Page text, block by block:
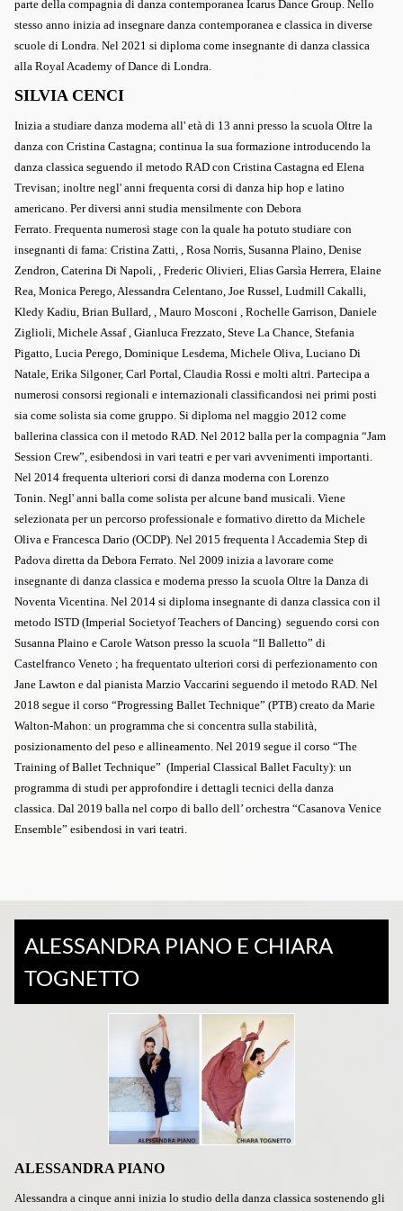
parte della compagnia di danza contemporanea Icarus Dance Group. Nello
stesso anno inizia ad insegnare danza contemporanea e classica in diverse
scuole di Londra. Nel 2021 si diploma come insegnante di danza classica
alla Royal Academy of Dance di Londra.
SILVIA CENCI
Inizia a studiare danza moderna all' età di 13 anni presso la scuola Oltre la
danza con Cristina Castagna; continua la sua formazione introducendo la
danza classica seguendo il metodo RAD con Cristina Castagna ed Elena
Trevisan; inoltre negl' anni frequenta corsi di danza hip hop e latino
americano. Per diversi anni studia mensilmente con Debora
Ferrato. Frequenta numerosi stage con la quale ha potuto studiare con
insegnanti di fama: Cristina Zatti, , Rosa Norris, Susanna Plaino, Denise
Zendron, Caterina Di Napoli, , Frederic Olivieri, Elias Garsìa Herrera, Elaine
Rea, Monica Perego, Alessandra Celentano, Joe Russel, Ludmill Cakalli,
Kledy Kadiu, Brian Bullard, , Mauro Mosconi , Rochelle Garrison, Daniele
Ziglioli, Michele Assaf , Gianluca Frezzato, Steve La Chance, Stefania
Pigatto, Lucia Perego, Dominique Lesdema, Michele Oliva, Luciano Di
Natale, Erika Silgoner, Carl Portal, Claudia Rossi e molti altri. Partecipa a
numerosi consorsi regionali e internazionali classificandosi nei primi posti
sia come solista sia come gruppo. Si diploma nel maggio 2012 come
ballerina classica con il metodo RAD. Nel 2012 balla per la compagnia “Jam
Session Crew”, esibendosi in vari teatri e per vari avvenimenti importanti.
Nel 2014 frequenta ulteriori corsi di danza moderna con Lorenzo
Tonin. Negl' anni balla come solista per alcune band musicali. Viene
selezionata per un percorso professionale e formativo diretto da Michele
Oliva e Francesca Dario (OCDP). Nel 2015 frequenta l Accademia Step di
Padova diretta da Debora Ferrato. Nel 2009 inizia a lavorare come
insegnante di danza classica e moderna presso la scuola Oltre la Danza di
Noventa Vicentina. Nel 2014 si diploma insegnante di danza classica con il
metodo ISTD (Imperial Societyof Teachers of Dancing) seguendo corsi con
Susanna Plaino e Carole Watson presso la scuola “Il Balletto” di
Castelfranco Veneto ; ha frequentato ulteriori corsi di perfezionamento con
Jane Lawton e dal pianista Marzio Vaccarini seguendo il metodo RAD Nel
2018 segue il corso “Progressing Ballet Technique” (PTB) creato da Marie
Walton-Mahon: un programma che si concentra sulla stabilità,
posizionamento del peso e allineamento. Nel 2019 segue il corso “The
Training of Ballet Technique” (Imperial Classical Ballet Faculty): un
programma di studi per approfondire i dettagli tecnici della danza
classica. Dal 2019 balla nel corpo di ballo dell’ orchestra “Casanova Venice
Ensemble” esibendosi in vari teatri.
ALESSANDRA PIANO E CHIARA
TOGNETTO
ALESSANDRA PIANO
Alessandra a cinque anni inizia lo studio della danza classica sostenendo gli